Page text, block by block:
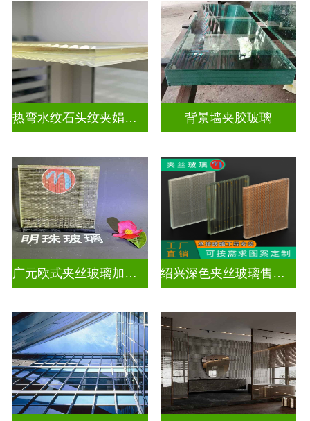
热弯水纹石头纹夹娟夹丝玻璃 背景墙夹胶玻璃
广元欧式夹丝玻璃加工店 绍兴深色夹丝玻璃售价多少